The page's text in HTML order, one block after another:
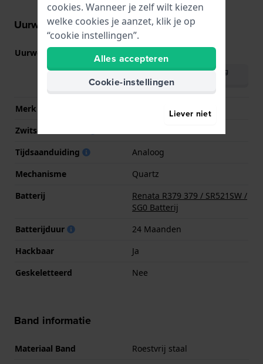
Uurwerk informatie
Uurwerk nr. VC00
Download handleiding
Merk uurwerk
Zwitsers uurwerk
Tijdsaanduiding
Analoog
Mechanisme
Quartz
Batterij
Renata R379 379 / SR521SW /
SG0 Batterij
Batterijduur
24 Maanden
Hackbaar
Ja
Geskeletteerd
Nee
Band informatie
Materiaal Band
Roestvrij staal
cookies. Wanneer je zelf wilt kiezen
welke cookies je aanzet, klik je op
“cookie instellingen”.
Alles accepteren
Cookie-instellingen
Liever niet